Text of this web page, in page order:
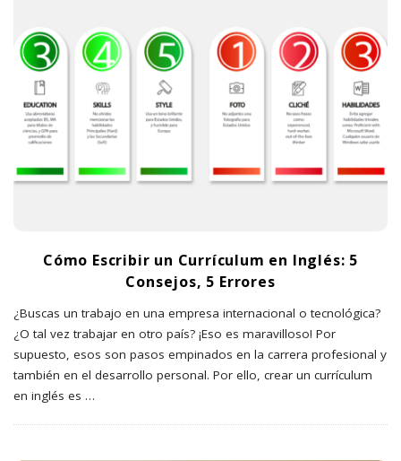
Cómo Escribir un Currículum en Inglés: 5
Consejos, 5 Errores
¿Buscas un trabajo en una empresa internacional o tecnológica?
¿O tal vez trabajar en otro país? ¡Eso es maravilloso! Por
supuesto, esos son pasos empinados en la carrera profesional y
también en el desarrollo personal. Por ello, crear un currículum
en inglés es …